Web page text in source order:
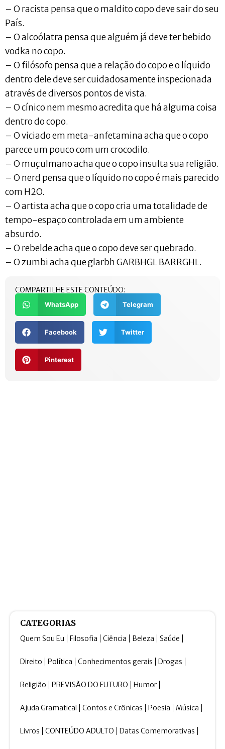
– O racista pensa que o maldito copo deve sair do seu
País.
– O alcoólatra pensa que alguém já deve ter bebido
vodka no copo.
– O filósofo pensa que a relação do copo e o líquido
dentro dele deve ser cuidadosamente inspecionada
através de diversos pontos de vista.
– O cínico nem mesmo acredita que há alguma coisa
dentro do copo.
– O viciado em meta-anfetamina acha que o copo
parece um pouco com um crocodilo.
– O muçulmano acha que o copo insulta sua religião.
– O nerd pensa que o líquido no copo é mais parecido
com H2O.
– O artista acha que o copo cria uma totalidade de
tempo-espaço controlada em um ambiente
absurdo.
– O rebelde acha que o copo deve ser quebrado.
– O zumbi acha que glarbh GARBHGL BARRGHL.
COMPARTILHE ESTE CONTEÚDO:
WhatsApp Telegram
Facebook Twitter
Pinterest
CATEGORIAS
Quem Sou Eu Filosofia Ciência Beleza Saúde
Direito Política Conhecimentos gerais Drogas
Religião PREVISÃO DO FUTURO Humor
Ajuda Gramatical Contos e Crônicas Poesia Música
Livros CONTEÚDO ADULTO Datas Comemorativas